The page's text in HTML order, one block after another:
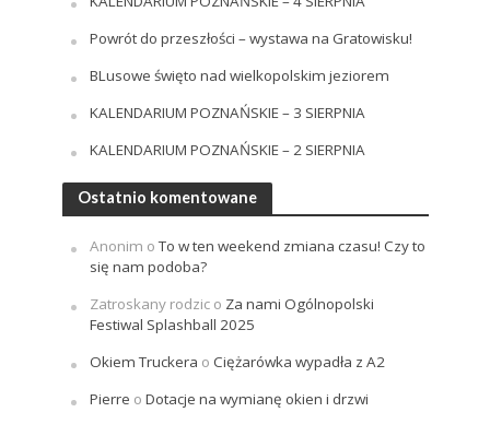
Powrót do przeszłości – wystawa na Gratowisku!
BLusowe święto nad wielkopolskim jeziorem
KALENDARIUM POZNAŃSKIE – 3 SIERPNIA
KALENDARIUM POZNAŃSKIE – 2 SIERPNIA
Ostatnio komentowane
Anonim oTo w ten weekend zmiana czasu! Czy to
się nam podoba?
Zatroskany rodzico Za nami Ogólnopolski
Festiwal Splashball 2025
Okiem Truckera o Ciężarówka wypadła z A2
Pierre o Dotacje na wymianę okien i drzwi